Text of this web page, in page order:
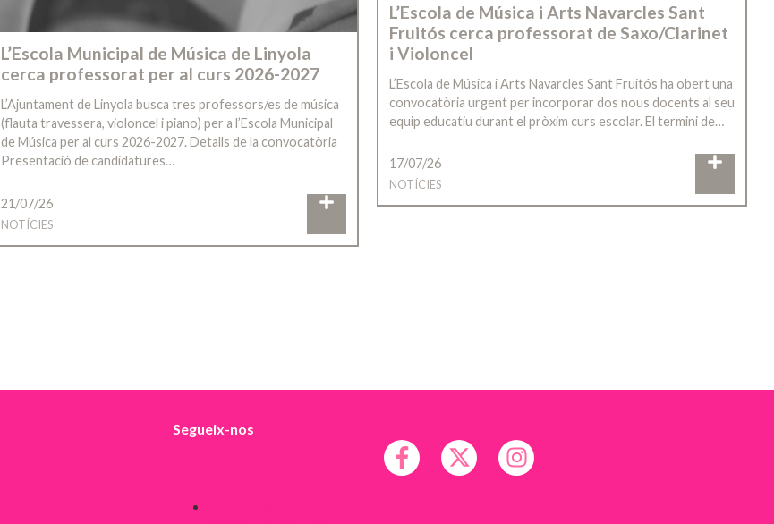
L’Escola Municipal de Música de Linyola
cerca professorat per al curs 2026-2027
L’Ajuntament de Linyola busca tres professors/es de música
(flauta travessera, violoncel i piano) per a l’Escola Municipal
de Música per al curs 2026-2027. Detalls de la convocatòria
Presentació de candidatures…
21/07/26
NOTÍCIES
L’Escola de Música i Arts Navarcles Sant
Fruitós cerca professorat de Saxo/Clarinet
i Violoncel
L’Escola de Música i Arts Navarcles Sant Fruitós ha obert una
convocatòria urgent per incorporar dos nous docents al seu
equip educatiu durant el pròxim curs escolar. El termini de…
17/07/26
NOTÍCIES
Segueix-nos